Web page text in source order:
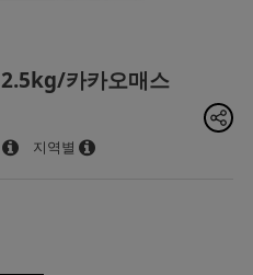
카카오매스
지역별